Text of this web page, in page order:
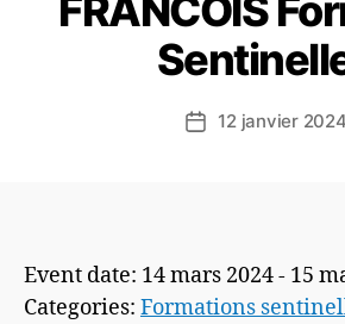
12 janvier 2024
Event date: 14 mars 2024 - 15
Categories: Formations